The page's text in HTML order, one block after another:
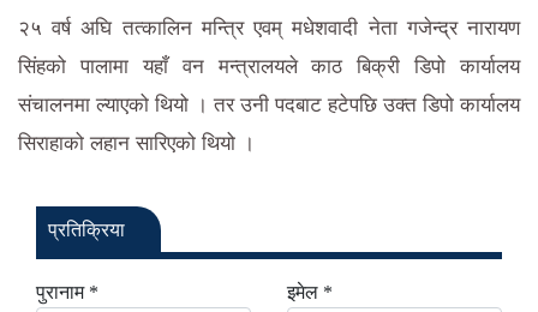
२५ वर्ष अघि तत्कालिन मन्त्रि एवम् मधेशवादी नेता गजेन्द्र नारायण
सिंहको पालामा यहाँ वन मन्त्रालयले काठ बिक्री डिपो कार्यालय
संचालनमा ल्याएको थियो । तर उनी पदबाट हटेपछि उक्त डिपो कार्यालय
सिराहाको लहान सारिएको थियो ।
प्रतिक्रिया
पुरानाम * इमेल *